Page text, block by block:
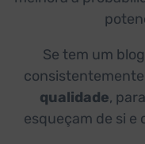
Se tem um
consistentemente
qualidade,
esqueçam de si e